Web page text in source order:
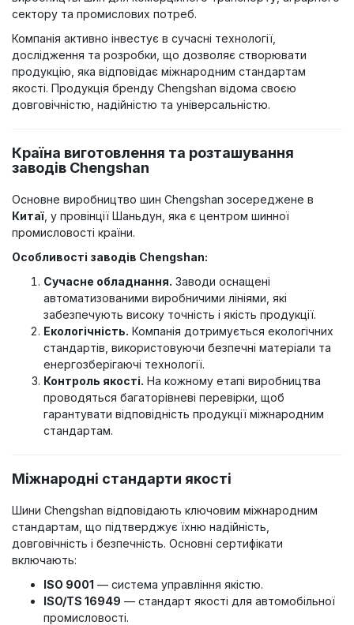
сектору та промислових потреб.
Компанія активно інвестує в сучасні технології,
дослідження та розробки, що дозволяє створювати
продукцію, яка відповідає міжнародним стандартам
якості. Продукція бренду Chengshan відома своєю
довговічністю, надійністю та універсальністю.
Країна виготовлення та розташування
заводів Chengshan
Основне виробництво шин Chengshan зосереджене в
Китаї , у провінції Шаньдун, яка є центром шинної
промисловості країни.
Особливості заводів Chengshan:
Сучасне обладнання. Заводи оснащені
автоматизованими виробничими лініями, які
забезпечують високу точність і якість продукції.
Екологічність. Компанія дотримується екологічних
стандартів, використовуючи безпечні матеріали та
енергозберігаючі технології.
Контроль якості. На кожному етапі виробництва
проводяться багаторівневі перевірки, щоб
гарантувати відповідність продукції міжнародним
стандартам.
Міжнародні стандарти якості
Шини Chengshan відповідають ключовим міжнародним
стандартам, що підтверджує їхню надійність,
довговічність і безпечність. Основні сертифікати
включають:
ISO 9001 — система управління якістю.
ISO/TS 16949 — стандарт якості для автомобільної
промисловості.